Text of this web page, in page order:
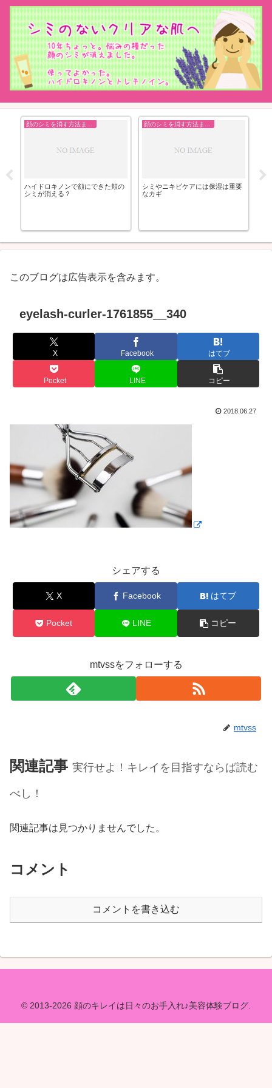
顔のシミを消す方法まとめ
ハイドロキノンで顔にできた頬の
シミが消える？
顔のシミを消す方法まとめ
シミやニキビケアには保湿は重要
なカギ
このブログは広告表示を含みます。
eyelash-curler-1761855__340
X Facebook はてブ
Pocket LINE コピー
2018.06.27
シェアする
X Facebook はてブ
Pocket LINE コピー
mtvssをフォローする
mtvss
関連記事 実行せよ！キレイを目指すならば読む
べし！
関連記事は見つかりませんでした。
コメント
コメントを書き込む
© 2013-2026 顔のキレイは日々のお手入れ♪美容体験ブログ.